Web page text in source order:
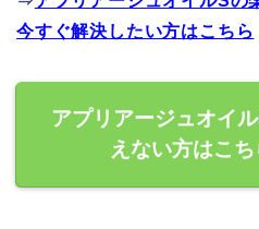
今すぐ解決したい方はこちら
アプリアージュオイ
えない方はこ